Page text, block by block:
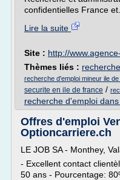
confidentielles France et...
Lire la suite
Site : http://
Thèmes liés :
recherche d'emploi mineur ile
securite en ile de france /
recherche d'emploi
Offres d'emploi
Optioncarriere.ch
LE JOB SA - Monthey,
- Excellent contact
50 ans - Pourcentage: